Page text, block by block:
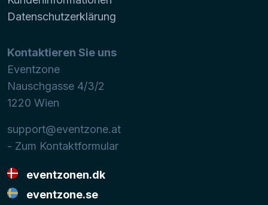
Datenschutzerklärung
Kontaktieren Sie uns
Eventzone
Nauschgasse 4/3/2
1220 Wien
support@eventzone.at
- Zum Kontaktformular
eventzonen.dk
eventzone.se